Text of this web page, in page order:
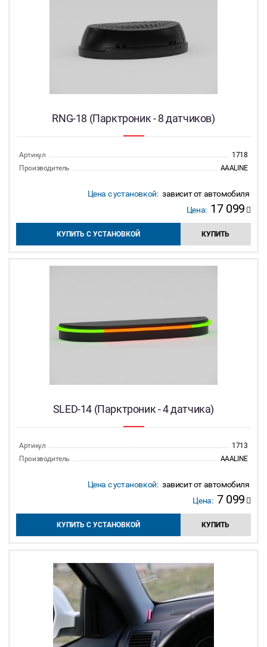
RNG-18 (Парктроник - 8 датчиков)
Артикул
1718
Производитель
AAALINE
Цена с установкой: зависит от автомобиля
Цена: 17 099
КУПИТЬ С УСТАНОВКОЙ КУПИТЬ
SLED-14 (Парктроник - 4 датчика)
Артикул
1713
Производитель
AAALINE
Цена с установкой: зависит от автомобиля
Цена: 7 099
КУПИТЬ С УСТАНОВКОЙ КУПИТЬ